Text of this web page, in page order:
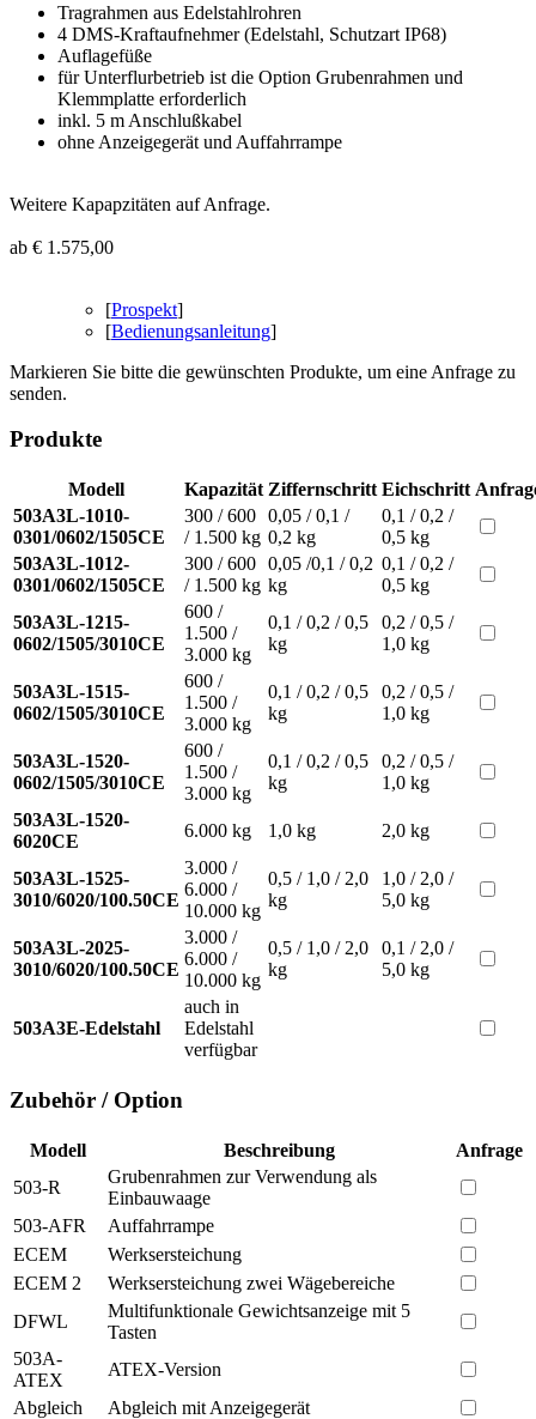
Tragrahmen aus Edelstahlrohren
4 DMS-Kraftaufnehmer (Edelstahl, Schutzart IP68)
Auflagefüße
für Unterflurbetrieb ist die Option Grubenrahmen und
Klemmplatte erforderlich
inkl. 5 m Anschlußkabel
ohne Anzeigegerät und Auffahrrampe
Weitere Kapapzitäten auf Anfrage.
ab € 1.575,00
[Prospekt]
[Bedienungsanleitung]
Markieren Sie bitte die gewünschten Produkte, um eine Anfrage zu
senden.
Produkte
Modell Kapazität Ziffernschritt Eichschritt
503A3L-1010-
0301/0602/1505CE
300 / 600
/ 1.500 kg
0,05 / 0,1 /
0,2 kg
0,1 / 0,2 /
0,5 kg
503A3L-1012-
0301/0602/1505CE
300 / 600
/ 1.500 kg
0,05 /0,1 / 0,2
kg
0,1 / 0,2 /
0,5 kg
503A3L-1215-
0602/1505/3010CE
600 /
1.500 /
3.000 kg
0,1 / 0,2 / 0,5
kg
0,2 / 0,5 /
1,0 kg
503A3L-1515-
0602/1505/3010CE
600 /
1.500 /
3.000 kg
0,1 / 0,2 / 0,5
kg
0,2 / 0,5 /
1,0 kg
503A3L-1520-
0602/1505/3010CE
600 /
1.500 /
3.000 kg
0,1 / 0,2 / 0,5
kg
0,2 / 0,5 /
1,0 kg
503A3L-1520-
6020CE
6.000 kg 1,0 kg 2,0 kg
503A3L-1525-
3010/6020/100.50CE
3.000 /
6.000 /
10.000 kg
0,5 / 1,0 / 2,0
kg
1,0 / 2,0 /
5,0 kg
503A3L-2025-
3010/6020/100.50CE
3.000 /
6.000 /
10.000 kg
0,5 / 1,0 / 2,0
kg
0,1 / 2,0 /
5,0 kg
503A3E-Edelstahl
auch in
Edelstahl
verfügbar
Zubehör / Option
Modell Beschreibung
Anfrage
503-R
Grubenrahmen zur Verwendung als
Einbauwaage
503-AFR
Auffahrrampe
ECEM
Werksersteichung
ECEM 2
Werksersteichung zwei Wägebereiche
DFWL
Multifunktionale Gewichtsanzeige mit 5
Tasten
503A-
ATEX
ATEX-Version
Abgleich
Abgleich mit Anzeigegerät